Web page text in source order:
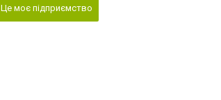
Це моє підприємство